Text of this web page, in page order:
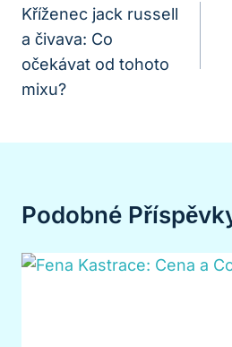
Pro
Příspěvek
Kříženec jack russell
a čivava: Co
očekávat od tohoto
mixu?
Podobné